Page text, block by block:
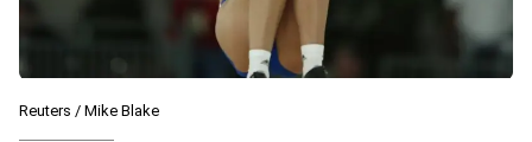
Reuters / Mike Blake